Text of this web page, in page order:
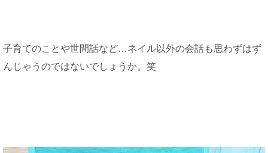
子育てのことや世間話など…ネイル以外の会話も思わずはず
んじゃうのではないでしょうか。笑